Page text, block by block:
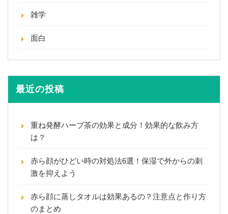
雑学
面白
最近の投稿
重ね発酵ハーブ茶の効果と成分！効果的な飲み方
は？
赤ら顔がひどい時の対処法6選！保湿で外からの刺
激を抑えよう
赤ら顔に蒸しタオルは効果あるの？注意点と作り方
のまとめ